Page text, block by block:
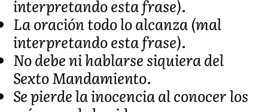
interpretando esta frase).
La oración todo lo alcanza (mal
interpretando esta frase).
No debe ni hablarse siquiera del
Sexto Mandamiento.
Se pierde la inocencia al conocer los